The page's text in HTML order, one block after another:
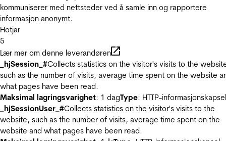
kommuniserer med nettsteder ved å samle inn og rapportere
informasjon anonymt.
Hotjar
5
Lær mer om denne leverandøren
_hjSession_#Collects statistics on the visitor's visits to the
such as the number of visits, average time spent on the website
what pages have been read.
Maksimal lagringsvarighet: 1 dagType: HTTP-informasjonskapsel
_hjSessionUser_#Collects statistics on the visitor's visits to the
website, such as the number of visits, average time spent on the
website and what pages have been read.